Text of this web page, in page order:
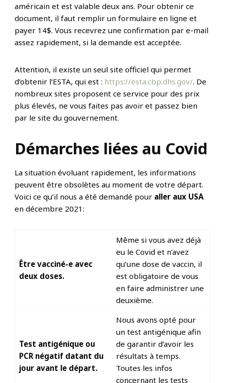
américain et est valable deux ans. Pour obtenir ce
document, il faut remplir un formulaire en ligne et
payer 14$. Vous recevrez une confirmation par e-mail
assez rapidement, si la demande est acceptée.
Attention, il existe un seul site officiel qui permet
d’obtenir l’ESTA, qui est : https://esta.cbp.dhs.gov/. De
nombreux sites proposent ce service pour des prix
plus élevés, ne vous faites pas avoir et passez bien
par le site du gouvernement.
Démarches liées au Covid
La situation évoluant rapidement, les informations
peuvent être obsolètes au moment de votre départ.
Voici ce qu’il nous a été demandé pour aller aux USA
en décembre 2021:
Être vacciné-e avec
deux doses.
Même si vous avez déjà
eu le Covid et n’avez
qu’une dose de vaccin, il
est obligatoire de vous
en faire administrer une
deuxième.
Test antigénique ou
PCR négatif datant du
jour avant le départ.
Nous avons opté pour
un test antigénique afin
de garantir d’avoir les
résultats à temps.
Toutes les infos
concernant les tests